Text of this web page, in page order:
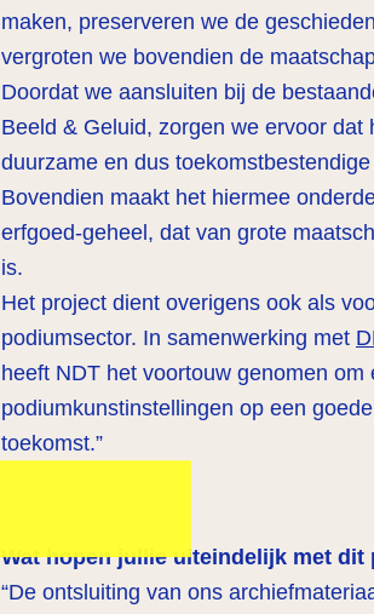
maken, preserveren we de
vergroten we bovendien de
Doordat we aansluiten bij de
Beeld & Geluid, zorgen we ervoor dat
duurzame en dus
Bovendien maakt het hiermee
erfgoed-geheel, dat van grote
is.
Het project dient overigens ook als
podiumsector. In samenwerking met
heeft NDT het voortouw genomen om
podiumkunstinstellingen op een
toekomst.”
Wat hopen jullie uiteindelijk met dit
“De ontsluiting van ons